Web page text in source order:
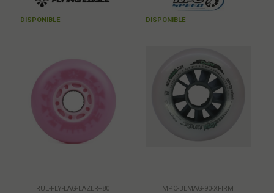
DISPONIBLE
RUE-FLY-EAG-LAZER--80
DISPONIBLE
MPC-BLMAG-90-XFIRM